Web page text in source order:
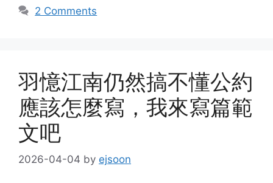
2 Comments
羽憶江南仍然搞不懂公約
應該怎麼寫，我來寫篇範
文吧
2026-04-04 by ejsoon